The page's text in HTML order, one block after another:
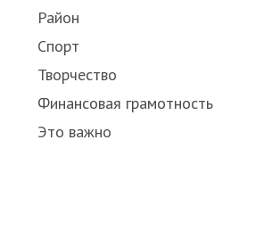
Район
Спорт
Творчество
Финансовая грамотность
Это важно